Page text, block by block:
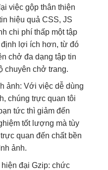
việc gộp thân thiện
hiệu quả CSS, JS
chi phí thấpmột tập
định lợi ích hơn, từ đó
chở đa dạng tập tin
chuyên chở trang.
ảnh: Với việc dễ dùng
chúng trực quan tôi
tức thìgiảm đến
tốtlượng mà tùy
trực quan đến chất bền
ảnh.
hiện đại Gzip: chức